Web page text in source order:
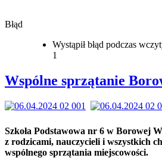
Błąd
Wystąpił błąd podczas
1
Wspólne sprzątanie
Szkoła Podstawowa nr 6 w Borowej
z rodzicami, nauczycieli i wszystkich
wspólnego sprzątania miejscowości.